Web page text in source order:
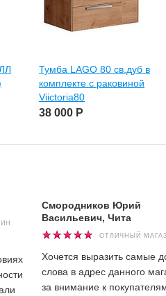
Тумба LAGO 80 св.дуб в
комплекте с раковиной
Viictoria80
38 000 Р
Смородников Юрий
Васильевич, Чита
ОТЛИЧНЫЙ
Хочется выразить самые
слова в адрес данного
за внимание к